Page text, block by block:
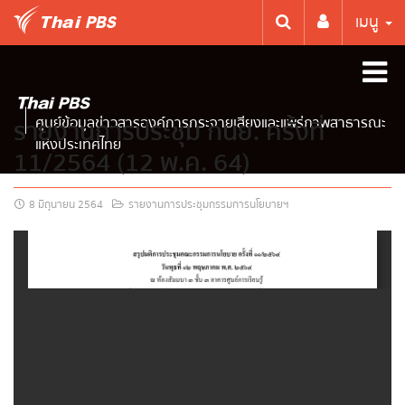
เมนู
ศูนย์ข้อมูลข่าวสารองค์การกระจายเสียงและแพร่ภาพสาธารณะ
แห่งประเทศไทย
รายงานการประชุม กนย. ครั้งที่
11/2564 (12 พ.ค. 64)
8 มิถุนายน 2564 รายงานการประชุมกรรมการนโยบายฯ